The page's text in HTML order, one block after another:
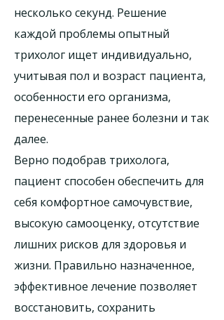
несколько секунд. Решение
каждой проблемы опытный
трихолог ищет индивидуально,
учитывая пол и возраст пациента,
особенности его организма,
перенесенные ранее болезни и так
далее.
Верно подобрав трихолога,
пациент способен обеспечить для
себя комфортное самочувствие,
высокую самооценку, отсутствие
лишних рисков для здоровья и
жизни. Правильно назначенное,
эффективное лечение позволяет
восстановить, сохранить